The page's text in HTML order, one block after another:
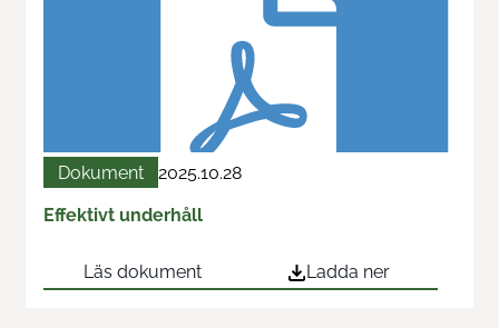
Dokument 2025.10.28
Effektivt underhåll
Läs dokument Ladda ner